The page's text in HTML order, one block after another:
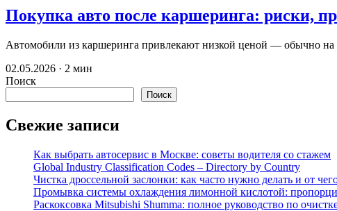
Покупка авто после каршеринга: риски,
Автомобили из каршеринга привлекают низкой ценой — обычно
02.05.2026 · 2 мин
Поиск
Поиск
Свежие записи
Как выбрать автосервис в Москве: советы водителя со стажем
Global Industry Classification Codes – Directory by Country
Чистка дроссельной заслонки: как часто нужно делать и от
Промывка системы охлаждения лимонной кислотой:
Раскоксовка Mitsubishi Shumma: полное руководство по